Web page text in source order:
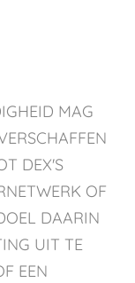
MAG
DEX'S
OF
DAARIN
UIT TE
EEN